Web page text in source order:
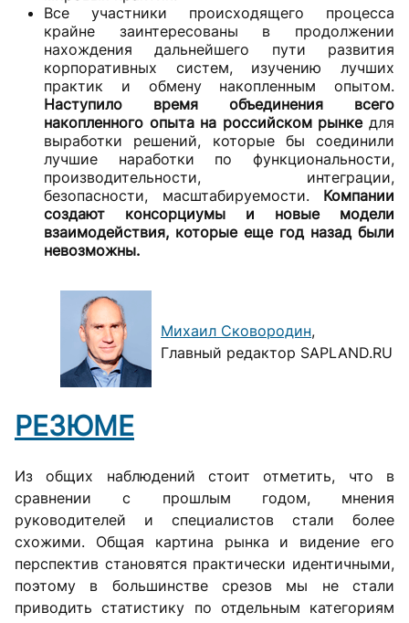
Все участники происходящего процесса
крайне заинтересованы в продолжении
нахождения дальнейшего пути развития
корпоративных систем, изучению лучших
практик и обмену накопленным опытом.
Наступило время объединения всего
накопленного опыта на российском рынкедля
выработки решений, которые бы соединили
лучшие наработки по функциональности,
производительности, интеграции,
безопасности, масштабируемости. Компании
создают консорциумы и новые модели
взаимодействия, которые еще год назад были
невозможны.
Михаил Сковородин,
Главный редактор SAPLAND.RU
РЕЗЮМЕ
Из общих наблюдений стоит отметить, что в
сравнении с прошлым годом, мнения
руководителей и специалистов стали более
схожими. Общая картина рынка и видение его
перспектив становятся практически идентичными,
поэтому в большинстве срезов мы не стали
приводить статистику по отдельным категориям